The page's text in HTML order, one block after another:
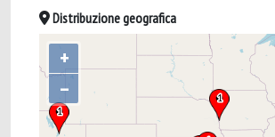
Distribuzione geografica
+
–